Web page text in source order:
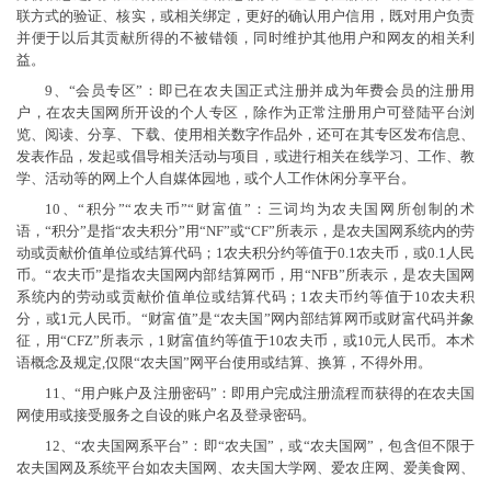
联方式的验证、核实，或相关绑定，更好的确认用户信用，既对用户负责
并便于以后其贡献所得的不被错领，同时维护其他用户和网友的相关利
益。
9、“会员专区”：即已在农夫国正式注册并成为年费会员的注册用
户，在农夫国网所开设的个人专区，除作为正常注册用户可登陆平台浏
览、阅读、分享、下载、使用相关数字作品外，还可在其专区发布信息、
发表作品，发起或倡导相关活动与项目，或进行相关在线学习、工作、教
学、活动等的网上个人自媒体园地，或个人工作休闲分享平台。
10、“积分”“农夫币”“财富值”：三词均为农夫国网所创制的术
语，“积分”是指“农夫积分”用“NF”或“CF”所表示，是农夫国网系统内的劳
动或贡献价值单位或结算代码；1农夫积分约等值于0.1农夫币，或0.1人民
币。“农夫币”是指农夫国网内部结算网币，用“NFB”所表示，是农夫国网
系统内的劳动或贡献价值单位或结算代码；1农夫币约等值于10农夫积
分，或1元人民币。“财富值”是“农夫国”网内部结算网币或财富代码并象
征，用“CFZ”所表示，1财富值约等值于10农夫币，或10元人民币。本术
语概念及规定,仅限“农夫国”网平台使用或结算、换算，不得外用。
11、“用户账户及注册密码”：即用户完成注册流程而获得的在农夫国
网使用或接受服务之自设的账户名及登录密码。
12、“农夫国网系平台”：即“农夫国”，或“农夫国网”，包含但不限于
农夫国网及系统平台如农夫国网、农夫国大学网、爱农庄网、爱美食网、